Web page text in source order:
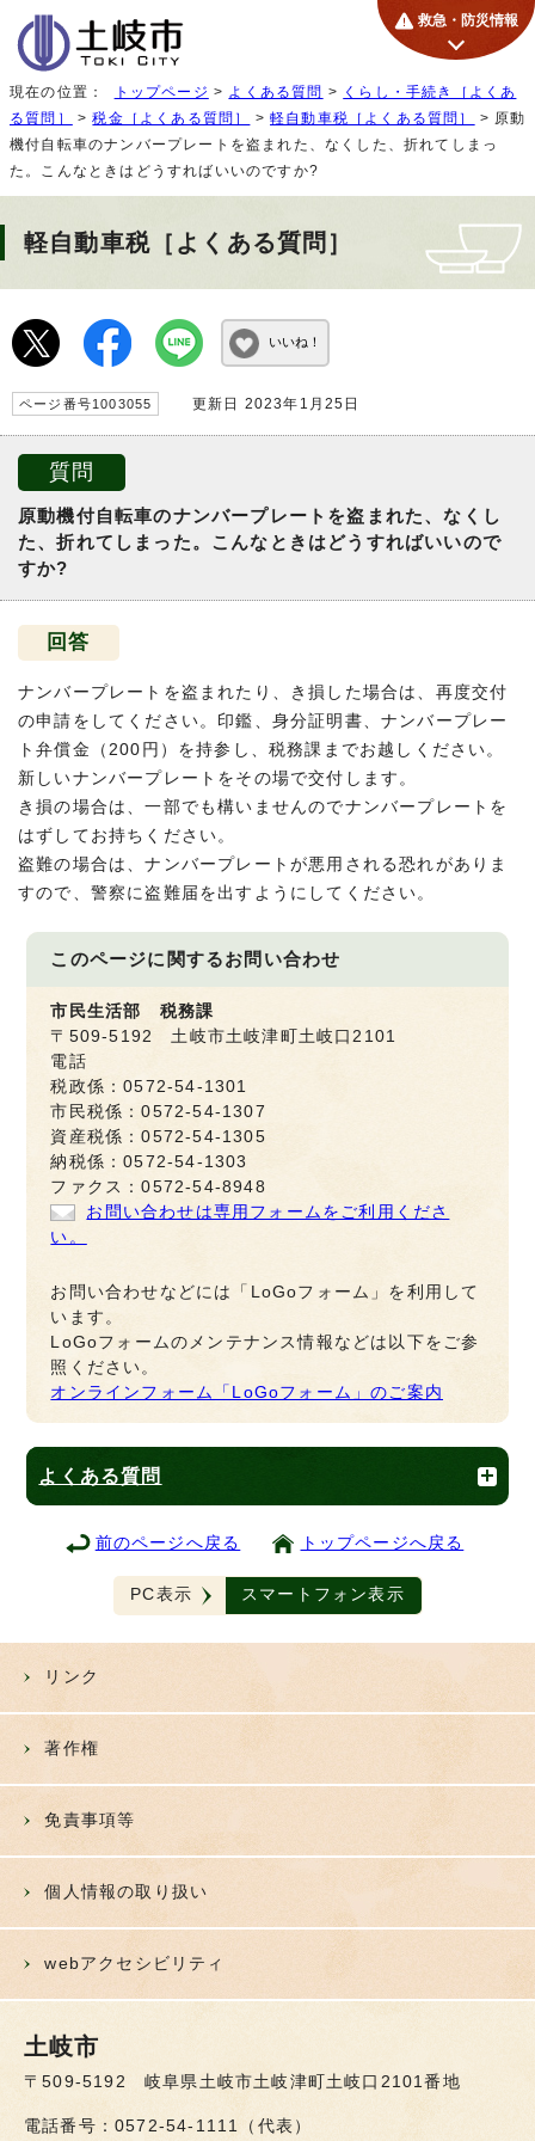
救急・防災情報
現在の位置： トップページ > よくある質問 > くらし・手続き［よくあ
る質問］
>税金［よくある質問］ >軽自動車税［よくある質問］
> 原動
機付自転車のナンバープレートを盗まれた、なくした、折れてしまっ
た。こんなときはどうすればいいのですか?
軽自動車税［よくある質問］
いいね！
ページ番号1003055 更新日 2023年1月25日
質問
原動機付自転車のナンバープレートを盗まれた、なくし
た、折れてしまった。こんなときはどうすればいいので
すか?
回答
ナンバープレートを盗まれたり、き損した場合は、再度交付
の申請をしてください。印鑑、身分証明書、ナンバープレー
ト弁償金（200円）を持参し、税務課までお越しください。
新しいナンバープレートをその場で交付します。
き損の場合は、一部でも構いませんのでナンバープレートを
はずしてお持ちください。
盗難の場合は、ナンバープレートが悪用される恐れがありま
すので、警察に盗難届を出すようにしてください。
このページに関するお問い合わせ
市民生活部 税務課
〒509-5192 土岐市土岐津町土岐口2101
電話
税政係：0572-54-1301
市民税係：0572-54-1307
資産税係：0572-54-1305
納税係：0572-54-1303
ファクス：0572-54-8948
お問い合わせは専用フォームをご利用くださ
い。
お問い合わせなどには「LoGoフォーム」を利用して
います。
LoGoフォームのメンテナンス情報などは以下をご参
照ください。
オンラインフォーム「LoGoフォーム」のご案内
よくある質問
前のページへ戻る トップページへ戻る
PC表示 スマートフォン表示
リンク
著作権
免責事項等
個人情報の取り扱い
webアクセシビリティ
土岐市
〒509-5192 岐阜県土岐市土岐津町土岐口2101番地
電話番号：0572-54-1111（代表）